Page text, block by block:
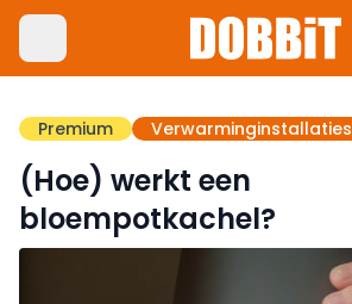
Premium Verwarminginstallaties
(Hoe) werkt een
bloempotkachel?